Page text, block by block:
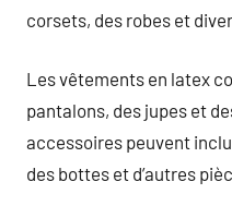
corsets, des robes et
Les vêtements en latex
pantalons, des jupes et
accessoires peuvent
des bottes et d’autres